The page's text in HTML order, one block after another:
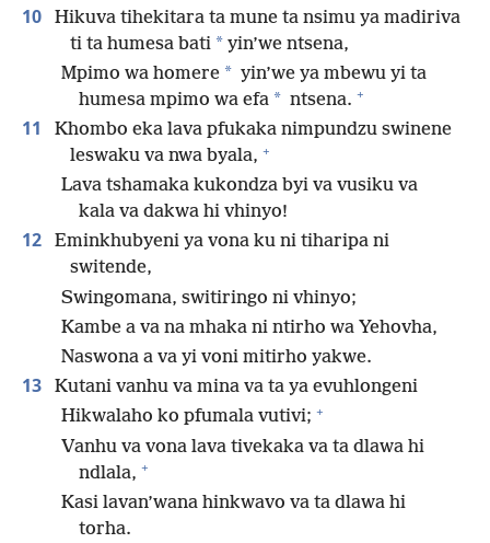
10
Hikuva tihekitara ta mune ta nsimu ya madiriva
ti ta humesa bati * yin’we ntsena,
Mpimo wa homere * yin’we ya mbewu yi ta
humesa mpimo wa efa * ntsena. +
11
Khombo eka lava pfukaka nimpundzu swinene
leswaku va nwa byala, +
Lava tshamaka kukondza byi va vusiku va
kala va dakwa hi vhinyo!
12
Eminkhubyeni ya vona ku ni tiharipa ni
switende,
Swingomana, switiringo ni vhinyo;
Kambe a va na mhaka ni ntirho wa Yehovha,
Naswona a va yi voni mitirho yakwe.
13
Kutani vanhu va mina va ta ya evuhlongeni
Hikwalaho ko pfumala vutivi; +
Vanhu va vona lava tivekaka va ta dlawa hi
ndlala, +
Kasi lavan’wana hinkwavo va ta dlawa hi
torha.